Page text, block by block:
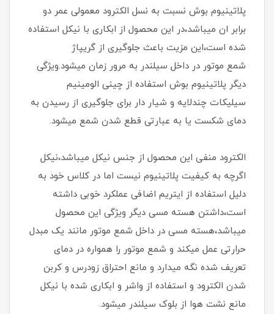
پلاتینیوم بوش نسبت به نسل الکترود معمولی عمر دو
برابر ان میباشد،در این محصول از ابکاری با نیکل استفاده
شده است،این مزیت باعث جلوگیری از گریپاژ
شمع موتور در داخل سیلندر به مرور زمان میشود.ویژگی
دیگر پلاتینیوم بوش استفاده از چینی الومینیم
سیلیکات چندلایه و شیار دار برای جلوگیری از رسیدن به
دمای شکست یا به عبارتی قطع شدن شمع میشود.
الکترود منفی این محصول از جنس نیکل میباشد،نیکل
اگرچه به کیفیت پلاتینیوم نیست اما در کلاس خود به
دلیل استفاده از ایتریم اضافی عملکرد خوبی داشته
است،داشتن هسته مسی دیگر ویژگی این محصول
میباشد،هسته مسی در داخل شمع موتور مانند یک مبدل
حرارتی عمل میکند و شمع موتور را همواره در دمای
تعریف شده نگه میدارد و مانع احتراق زودرس و کربن
شدن الکترود و استفاده از واشر و ابکاری شده با نیکل
مانع نشت هوا از بلوک سیلندر میشود.